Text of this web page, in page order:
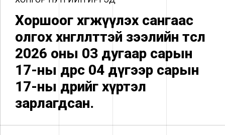
Хоршоог хөгжүүлэх сангаас
олгох хөнгөлөлттэй зээлийн төсөл
2026 оны 03 дугаар сарын
17-ны өдрөөс 04 дүгээр сарын
17-ны өдрийг хүртэл
зарлагдсан.